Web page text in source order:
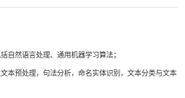
自然语言处理、通用机器学习算法；
本预处理，句法分析，命名实体识别，文本分类与文本